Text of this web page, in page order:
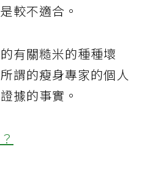
較不適合。
有關糙米的種種壞
謂的瘦身專家的個人
據的事實。